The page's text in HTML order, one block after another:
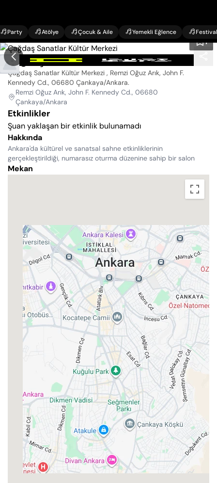
Party Atölye Çocuk & Aile Yemekli Eğlence Festival
1
Çağdaş Sanatlar Kültür Merkezi
Çağdaş Sanatlar Kültür Merkezi , Remzi Oğuz Arık, John F.
Kennedy Cd., 06680 Çankaya/Ankara.
Remzi Oğuz Arık, John F. Kennedy Cd., 06680
Çankaya/Ankara
Etkinlikler
Şuan yaklaşan bir etkinlik bulunamadı
Hakkında
Ankara'da kültürel ve sanatsal sahne etkinliklerinin
gerçekleştirildiği, numarasız oturma düzenine sahip bir salon
Mekan